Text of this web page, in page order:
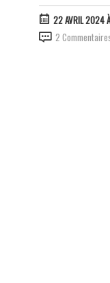
22 AVRIL 2024
2